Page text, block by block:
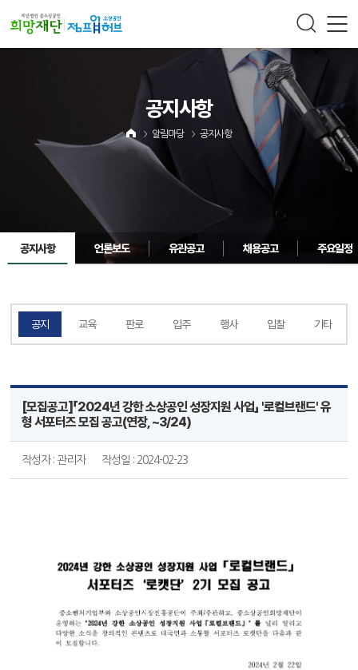
공지사항
알림마당 공지사항
공지사항 언론보도 유관공고 채용공고 주요일정
공지 교육 판로 입주 행사 입찰 기타
[모집공고]「2024년 강한 소상공인 성장지원 사업」 '로컬브랜드' 유
형 서포터즈 모집 공고(연장, ~3/24)
작성자 : 관리자 작성일 : 2024-02-23